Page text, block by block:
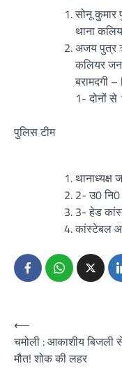
सोनू कुमार
थाना
अजय पुत्र
कलियर
बरामदगी
1- दोनों
पुलिस टीम
थानाध्यक्ष
2- उ0 नि0
3- हेड
कांस्टेबल
Post
navigation
⟵
चमोली : आकाशीय बिजली
मौत! शोक की लहर